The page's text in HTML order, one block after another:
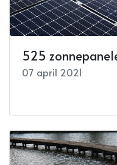
525
07 april 2021